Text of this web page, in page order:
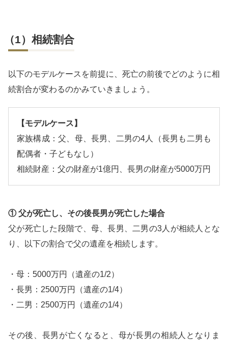
（1）相続割合
以下のモデルケースを前提に、死亡の前後でどのように相
続割合が変わるのかみていきましょう。
【モデルケース】
家族構成：父、母、長男、二男の4人（長男も二男も
配偶者・子どもなし）
相続財産：父の財産が1億円、長男の財産が5000万円
① 父が死亡し、その後長男が死亡した場合
父が死亡した段階で、母、長男、二男の3人が相続人とな
り、以下の割合で父の遺産を相続します。
・母：5000万円（遺産の1/2）
・長男：2500万円（遺産の1/4）
・二男：2500万円（遺産の1/4）
その後、長男が亡くなると、母が長男の相続人となりま